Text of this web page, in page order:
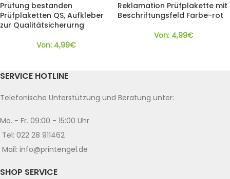
Prüfung bestanden
Prüfplaketten QS, Aufkleber
zur Qualitätsicherurng
Von: 4,99€
Reklamation Prüfplakette mit
Beschriftungsfeld Farbe-rot
Von: 4,99€
SERVICE HOTLINE
Telefonische Unterstützung und Beratung unter:
Mo. - Fr. 09:00 - 15:00 Uhr
Tel: 022 28 911462
Mail: info@printengel.de
SHOP SERVICE